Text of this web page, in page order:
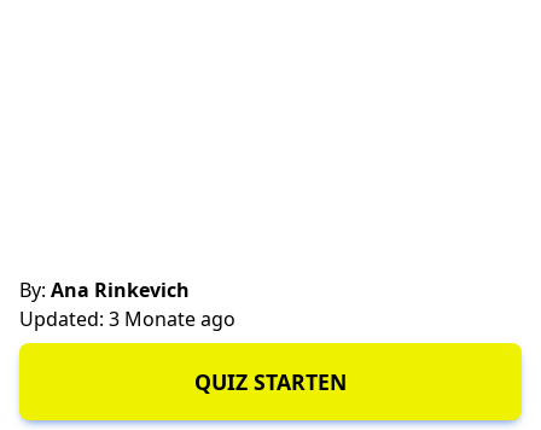
By: Ana Rinkevich
Updated: 3 Monate ago
QUIZ STARTEN